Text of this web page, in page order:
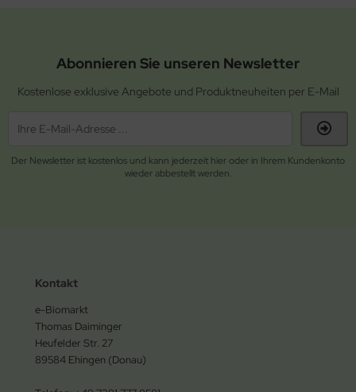
Abonnieren Sie unseren Newsletter
Kostenlose exklusive Angebote und Produktneuheiten per E-Mail
Der Newsletter ist kostenlos und kann jederzeit hier oder in Ihrem Kundenkonto
wieder abbestellt werden.
Kontakt
e-Biomarkt
Thomas Daiminger
Heufelder Str. 27
89584 Ehingen (Donau)